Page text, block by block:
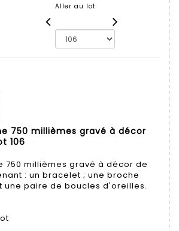
Aller au lot
750 millièmes gravé à décor
106
750 millièmes gravé à décor de
: un bracelet ; une broche
une paire de boucles d'oreilles.